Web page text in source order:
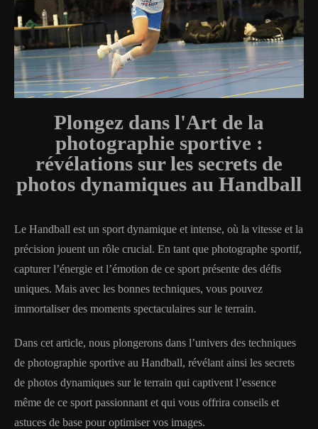
Plongez dans l'Art de la
photographie sportive :
révélations sur les secrets de
photos dynamiques au Handball
Le Handball est un sport dynamique et intense, où la vitesse et la
précision jouent un rôle crucial. En tant que photographe sportif,
capturer l’énergie et l’émotion de ce sport présente des défis
uniques. Mais avec les bonnes techniques, vous pouvez
immortaliser des moments spectaculaires sur le terrain.
Dans cet article, nous plongerons dans l’univers des techniques
de photographie sportive au Handball, révélant ainsi les secrets
de photos dynamiques sur le terrain qui captivent l’essence
même de ce sport passionnant et qui vous offrira conseils et
astuces de base pour optimiser vos images.